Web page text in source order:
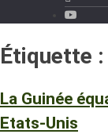
Étiquette :
La Guinée
Etats-Unis